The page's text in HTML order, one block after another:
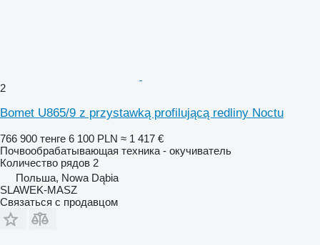
2
Bomet U865/9 z przystawką profilującą redliny Noctu
766 900 тенге 6 100 PLN ≈ 1 417 €
Почвообрабатывающая техника - окучиватель
Количество рядов 2
Польша, Nowa Dąbia
SLAWEK-MASZ
Связаться с продавцом